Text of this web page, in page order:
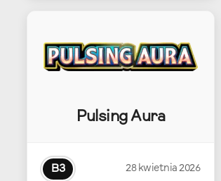
Pulsing Aura
B3
28 kwietnia 2026